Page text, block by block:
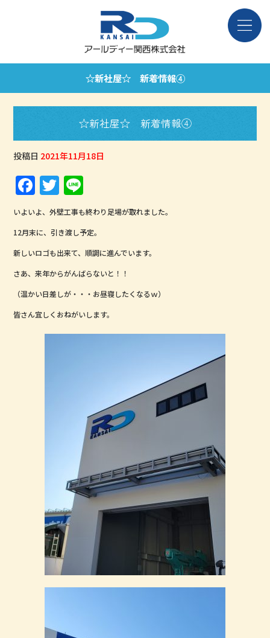
☆新社屋☆ 新着情報④
☆新社屋☆ 新着情報④
投稿日 2021年11月18日
F
a
c
e
b
o
o
k
T
w
it
te
r
n
e
いよいよ、外壁工事も終わり足場が取れました。
12月末に、引き渡し予定。
新しいロゴも出来て、順調に進んでいます。
さあ、来年からがんばらないと！！
（温かい日差しが・・・お昼寝したくなるｗ）
皆さん宜しくおねがいします。